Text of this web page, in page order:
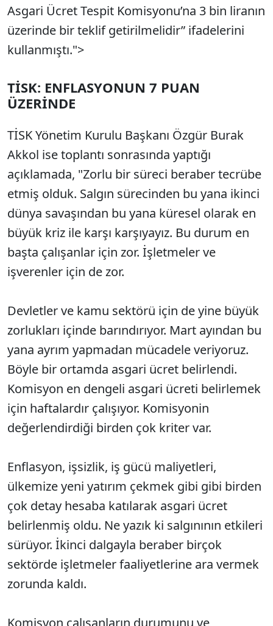
Asgari Ücret Tespit Komisyonu’na 3 bin liranın
üzerinde bir teklif getirilmelidir” ifadelerini
kullanmıştı.">
TİSK: ENFLASYONUN 7 PUAN
ÜZERİNDE
TİSK Yönetim Kurulu Başkanı Özgür Burak
Akkol ise toplantı sonrasında yaptığı
açıklamada, "Zorlu bir süreci beraber tecrübe
etmiş olduk. Salgın sürecinden bu yana ikinci
dünya savaşından bu yana küresel olarak en
büyük kriz ile karşı karşıyayız. Bu durum en
başta çalışanlar için zor. İşletmeler ve
işverenler için de zor.
Devletler ve kamu sektörü için de yine büyük
zorlukları içinde barındırıyor. Mart ayından bu
yana ayrım yapmadan mücadele veriyoruz.
Böyle bir ortamda asgari ücret belirlendi.
Komisyon en dengeli asgari ücreti belirlemek
için haftalardır çalışıyor. Komisyonin
değerlendirdiği birden çok kriter var.
Enflasyon, işsizlik, iş gücü maliyetleri,
ülkemize yeni yatırım çekmek gibi gibi birden
çok detay hesaba katılarak asgari ücret
belirlenmiş oldu. Ne yazık ki salgınının etkileri
sürüyor. İkinci dalgayla beraber birçok
sektörde işletmeler faaliyetlerine ara vermek
zorunda kaldı.
Komisyon çalışanların durumunu ve